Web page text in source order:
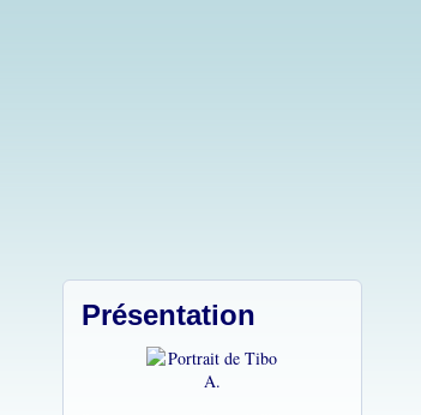
Présentation